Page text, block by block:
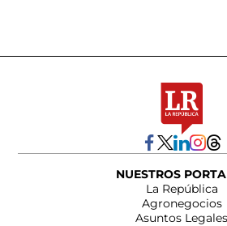
NUESTROS
La República
Agronegocios
Asuntos Legales